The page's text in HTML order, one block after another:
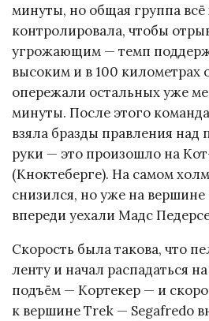
минуты, но общая группа
контролировала, чтобы
угрожающим — темп
высоким и в 100
опережали остальных уже
минуты. После этого
взяла бразды правления над
руки — это произошло на
(Кноктеберге). На самом
снизился, но уже на вершине
впереди уехали Мадс
Скорость была такова, что
ленту и начал распадаться
подъём — Кортекер — и
к вершине Trek — Segafredo